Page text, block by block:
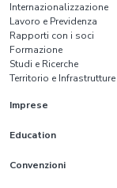
Internazionalizzazione
Lavoro e Previdenza
Rapporti con i soci
Formazione
Studi e Ricerche
Territorio e Infrastrutture
Imprese
Education
Convenzioni